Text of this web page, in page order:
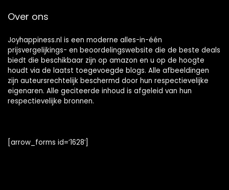
Over ons
Joyhappiness.nl is een moderne alles-in-één
prijsvergelijkings- en beoordelingswebsite die de beste deals
biedt die beschikbaar zijn op amazon en u op de hoogte
houdt via de laatst toegevoegde blogs. Alle afbeeldingen
zijn auteursrechtelijk beschermd door hun respectievelijke
eigenaren. Alle geciteerde inhoud is afgeleid van hun
respectievelijke bronnen.
[arrow_forms id=’1628′]